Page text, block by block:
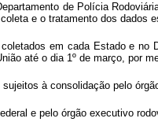
de Polícia
e o tratamento dos
em cada Estado e no
até o dia 1º de março, por
à consolidação pelo
e pelo órgão executivo